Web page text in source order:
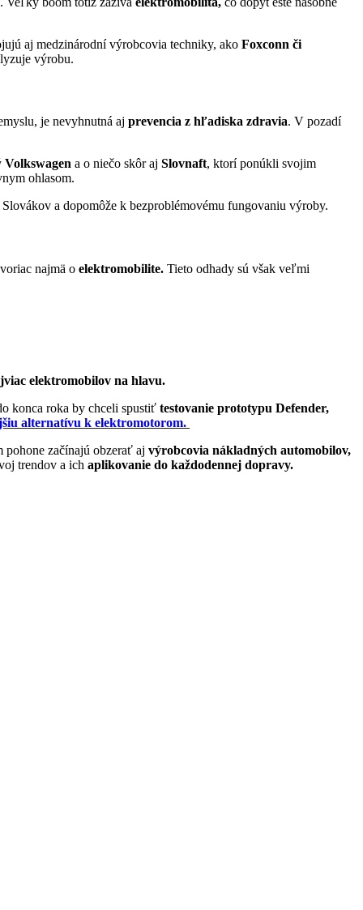
aj medzinárodní výrobcovia techniky, ako Foxconn či
výrobu.
je nevyhnutná aj prevencia z hľadiska zdravia. V pozadí
Volkswagen a o niečo skôr aj Slovnaft, ktorí ponúkli svojim
ohlasom.
a dopomôže k bezproblémovému fungovaniu výroby.
najmä o elektromobilite. Tieto odhady sú však veľmi
elektromobilov na hlavu.
konca roka by chceli spustiť testovanie prototypu Defender,
alternatívu k elektromotorom.
pohone začínajú obzerať aj výrobcovia nákladných automobilov,
trendov a ich aplikovanie do každodennej dopravy.